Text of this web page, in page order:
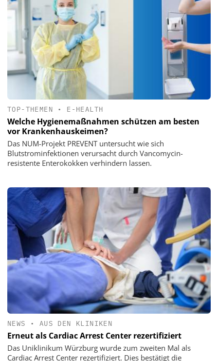
TOP-THEMEN • E-HEALTH
Welche Hygienemaßnahmen schützen am besten
vor Krankenhauskeimen?
Das NUM-Projekt PREVENT untersucht wie sich
Blutstrominfektionen verursacht durch Vancomycin-
resistente Enterokokken verhindern lassen.
NEWS • AUS DEN KLINIKEN
Erneut als Cardiac Arrest Center rezertifiziert
Das Uniklinikum Würzburg wurde zum zweiten Mal als
Cardiac Arrest Center rezertifiziert. Dies bestätigt die